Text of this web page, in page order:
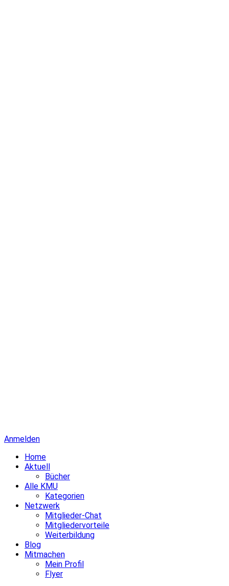
Anmelden
Home
Aktuell
Bücher
Alle KMU
Kategorien
Netzwerk
Mitglieder-Chat
Mitgliedervorteile
Weiterbildung
Blog
Mitmachen
Mein Profil
Flyer